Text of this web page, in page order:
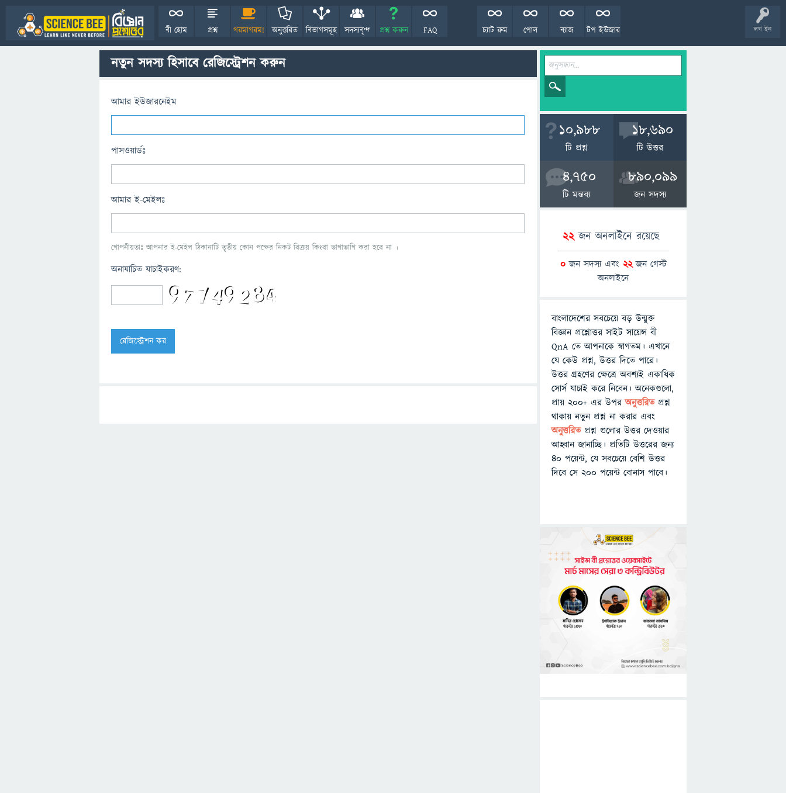
লগ ইন
বী হোম প্রশ্ন গরমাগরম! অনুত্তরিত বিভাগসমূহ সদস্যবৃন্দ প্রশ্ন করুন FAQ টপ ইউজার
ব্যাজ
পোল
চ্যাট রুম
নতুন সদস্য হিসাবে রেজিস্ট্রেশন করুন
আমার ইউজারনেইম
পাসওয়ার্ডঃ
আমার ই-মেইলঃ
গোপনীয়তাঃ আপনার ই-মেইল ঠিকানাটি তৃতীয় কোন পক্ষের নিকট বিক্রয় কিংবা ভাগাভাগি করা হবে না ।
অনাযাচিত যাচাইকরণ:
10,988
টি প্রশ্ন
18,690
টি উত্তর
4,750
টি মন্তব্য
890,099
জন সদস্য
22জন অনলাইনে রয়েছে
0জন সদস্য এবং 22জন গেস্ট
অনলাইনে
বাংলাদেশের সবচেয়ে বড় উন্মুক্ত
বিজ্ঞান প্রশ্নোত্তর সাইট সায়েন্স বী
QnA তে আপনাকে স্বাগতম। এখানে
যে কেউ প্রশ্ন, উত্তর দিতে পারে।
উত্তর গ্রহণের ক্ষেত্রে অবশ্যই একাধিক
সোর্স যাচাই করে নিবেন। অনেকগুলো,
প্রায় ২০০+ এর উপরঅনুত্তরিতপ্রশ্ন
থাকায় নতুন প্রশ্ন না করার এবং
অনুত্তরিত প্রশ্ন গুলোর উত্তর দেওয়ার
আহ্বান জানাচ্ছি। প্রতিটি উত্তরের জন্য
৪০ পয়েন্ট, যে সবচেয়ে বেশি উত্তর
দিবে সে ২০০ পয়েন্ট বোনাস পাবে।